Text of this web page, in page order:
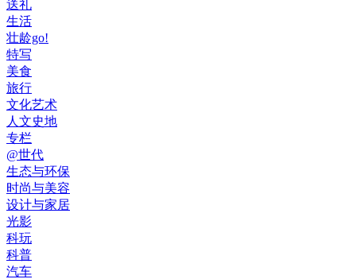
送礼
生活
壮龄go!
特写
美食
旅行
文化艺术
人文史地
专栏
@世代
生态与环保
时尚与美容
设计与家居
光影
科玩
科普
汽车